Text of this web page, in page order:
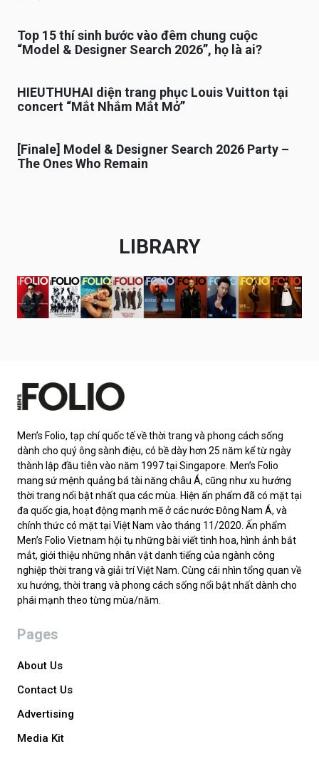
Top 15 thí sinh bước vào đêm chung cuộc
“Model & Designer Search 2026”, họ là ai?
HIEUTHUHAI diện trang phục Louis Vuitton tại
concert “Mắt Nhắm Mắt Mở”
[Finale] Model & Designer Search 2026 Party –
The Ones Who Remain
LIBRARY
Men’s Folio, tạp chí quốc tế về thời trang và phong cách sống
dành cho quý ông sành điệu, có bề dày hơn 25 năm kể từ ngày
thành lập đầu tiên vào năm 1997 tại Singapore. Men’s Folio
mang sứ mệnh quảng bá tài năng châu Á, cũng như xu hướng
thời trang nổi bật nhất qua các mùa. Hiện ấn phẩm đã có mặt tại
đa quốc gia, hoạt động mạnh mẽ ở các nước Đông Nam Á, và
chính thức có mặt tại Việt Nam vào tháng 11/2020. Ấn phẩm
Men’s Folio Vietnam hội tụ những bài viết tinh hoa, hình ảnh bắt
mắt, giới thiệu những nhân vật danh tiếng của ngành công
nghiệp thời trang và giải trí Việt Nam. Cùng cái nhìn tổng quan về
xu hướng, thời trang và phong cách sống nổi bật nhất dành cho
phái mạnh theo từng mùa/năm.
Pages
About Us
Contact Us
Advertising
Media Kit